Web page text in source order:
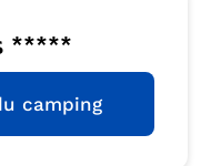
*****
camping